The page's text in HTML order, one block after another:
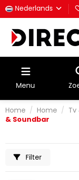
Nederlands
Menu
Home Home Tv
& Soundbar
Filter